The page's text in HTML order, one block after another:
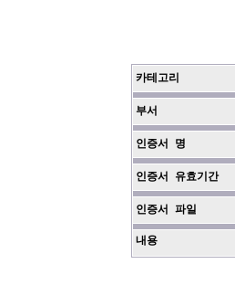
카테고리
부서
인증서 명
인증서 유효기간
인증서 파일
내용